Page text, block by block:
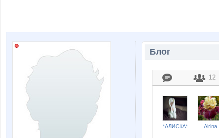
Блог
12
*АЛИСКА* Airina